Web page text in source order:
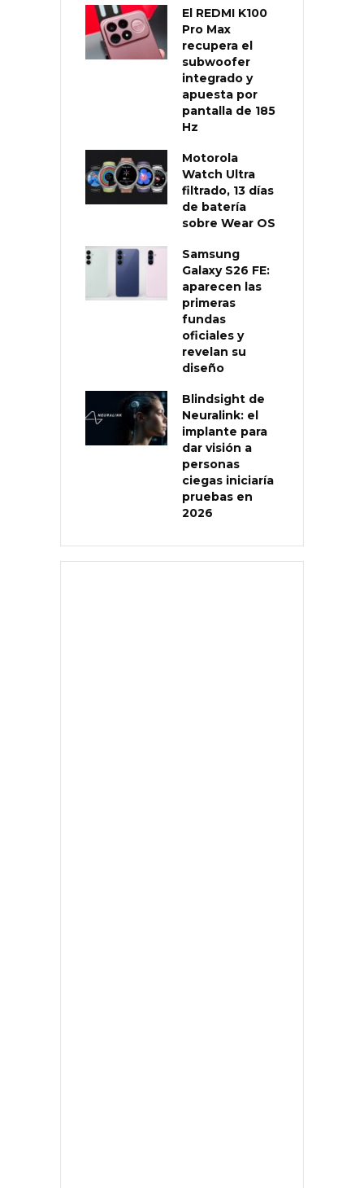
El REDMI K100
Pro Max
recupera el
subwoofer
integrado y
apuesta por
pantalla de 185
Hz
Motorola
Watch Ultra
filtrado, 13 días
de batería
sobre Wear OS
Samsung
Galaxy S26 FE:
aparecen las
primeras
fundas
oficiales y
revelan su
diseño
Blindsight de
Neuralink: el
implante para
dar visión a
personas
ciegas iniciaría
pruebas en
2026